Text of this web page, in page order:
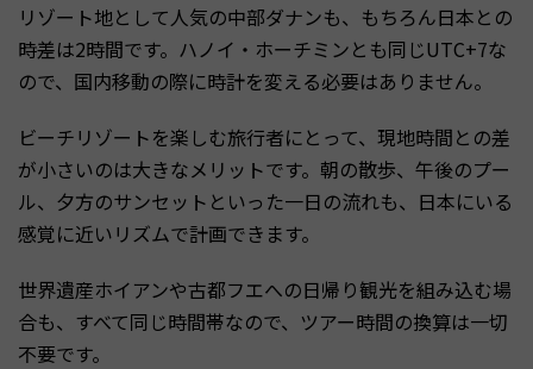
リゾート地として人気の中部ダナンも、もちろん日本との
時差は2時間です。ハノイ・ホーチミンとも同じUTC+7な
ので、国内移動の際に時計を変える必要はありません。
ビーチリゾートを楽しむ旅行者にとって、現地時間との差
が小さいのは大きなメリットです。朝の散歩、午後のプー
ル、夕方のサンセットといった一日の流れも、日本にいる
感覚に近いリズムで計画できます。
世界遺産ホイアンや古都フエへの日帰り観光を組み込む場
合も、すべて同じ時間帯なので、ツアー時間の換算は一切
不要です。